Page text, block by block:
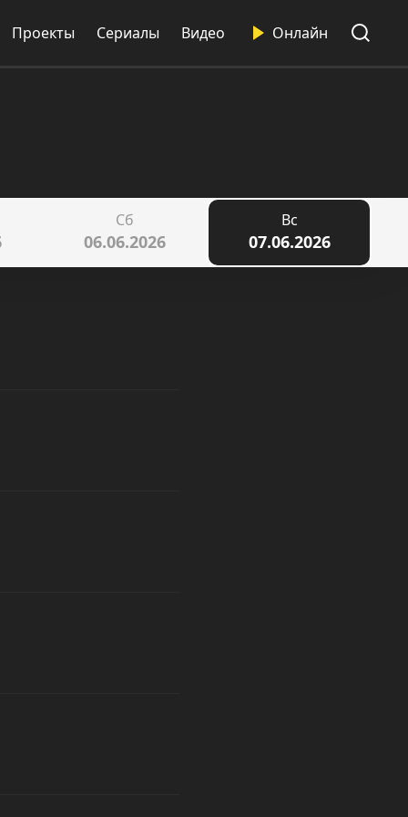
Проекты Сериалы Видео Онлайн
Сб
06.06.2026
Вс
07.06.2026